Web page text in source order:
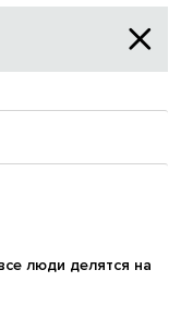
люди делятся на